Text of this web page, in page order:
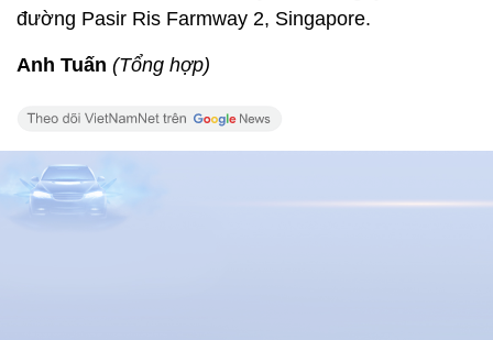
đường Pasir Ris Farmway 2, Singapore.
Anh Tuấn (Tổng hợp)